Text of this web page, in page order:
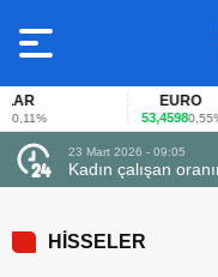
EURO
53,45980,55%
23 Mart 2026 - 09:05
Kadın çalışan
HİSSELER